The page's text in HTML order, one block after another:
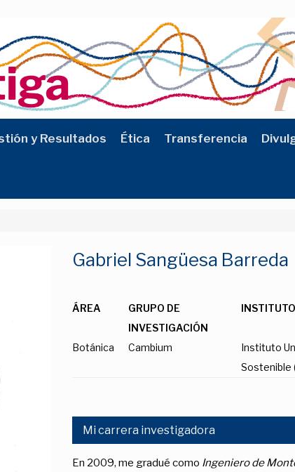
y Resultados Ética Transferencia
Gabriel Sangüesa Barreda
ÁREA
GRUPO DE
INVESTIGACIÓN
INSTITUTO
Botánica Cambium
Instituto
Sostenible
Mi carrera investigadora
En 2009, me gradué como Ingeniero de